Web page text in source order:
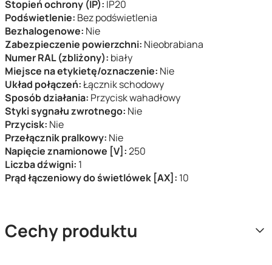
Stopień ochrony (IP): IP20
Podświetlenie: Bez podświetlenia
Bezhalogenowe: Nie
Zabezpieczenie powierzchni: Nieobrabiana
Numer RAL (zbliżony): biały
Miejsce na etykietę/oznaczenie: Nie
Układ połączeń:Łącznik schodowy
Sposób działania: Przycisk wahadłowy
Styki sygnału zwrotnego: Nie
Przycisk: Nie
Przełącznik pralkowy: Nie
Napięcie znamionowe [V]:250
Liczba dźwigni: 1
Prąd łączeniowy do świetlówek [AX]: 10
Cechy produktu